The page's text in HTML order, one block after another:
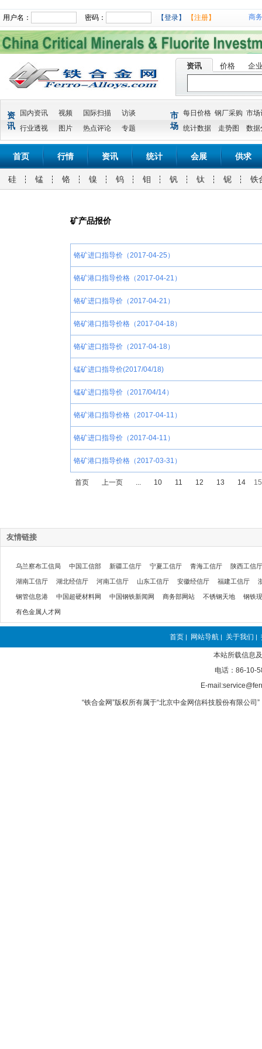
用户名： 密码： 【登录】 【注册】 商
资讯 价格 企
资
讯
国内资讯 视频 国际扫描
访谈
行业透视
图片 热点评论 专题
市
场
每日价格 钢厂采购 市场
统计数据
走势图 数据
首页 行情 资讯 统计 会展 供求
硅 锰 铬 镍 钨 钼 钒 钛 铌 铁
矿产品报价
铬矿进口指导价（2017-04-25）
铬矿港口指导价格（2017-04-21）
铬矿进口指导价（2017-04-21）
铬矿港口指导价格（2017-04-18）
铬矿进口指导价（2017-04-18）
锰矿进口指导价(2017/04/18)
锰矿进口指导价（2017/04/14）
铬矿港口指导价格（2017-04-11）
铬矿进口指导价（2017-04-11）
铬矿港口指导价格（2017-03-31）
首页 上一页 10 11 12 13 14 15
友情链接
乌兰察布工信局 中国工信部 新疆工信厅 宁夏工信厅 青海工信厅 陕西工信厅
湖南工信厅 湖北经信厅 河南工信厅 山东工信厅 安徽经信厅 福建工信厅
钢管信息港 中国超硬材料网 中国钢铁新闻网 商务部网站 不锈钢天地 钢铁
有色金属人才网
首页 | 网站导航 | 关于我们 |
本站所载信息
电话：86-10-
E-
“铁合金网”版权所有属于“北京中金网信科技股份有限公司